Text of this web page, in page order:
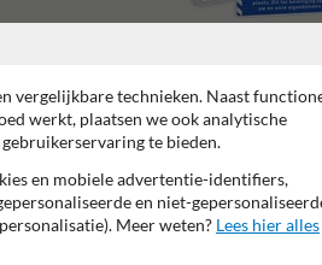
vergelijkbare technieken. Naast
werkt, plaatsen we ook analytische
te bieden.
en mobiele advertentie-identifiers,
en niet-
Meer weten? Lees hier alles